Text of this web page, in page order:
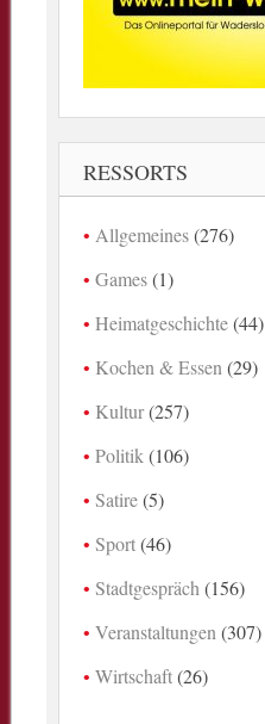
RESSORTS
Allgemeines(276)
Games(1)
Heimatgeschichte(44)
Kochen & Essen(29)
Kultur(257)
Politik(106)
Satire(5)
Sport(46)
Stadtgespräch(156)
Veranstaltungen(307)
Wirtschaft(26)